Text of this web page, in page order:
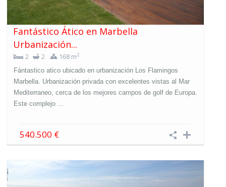
Fantástico Ático en Marbella
Urbanización...
2 2 168 m2
Fántastico atico ubicado en urbanización Los Flamingos
Marbella. Urbanización privada con excelentes vistas al Mar
Mediterraneo, cerca de los mejores campos de golf de Europa.
Este complejo ...
540.500 €